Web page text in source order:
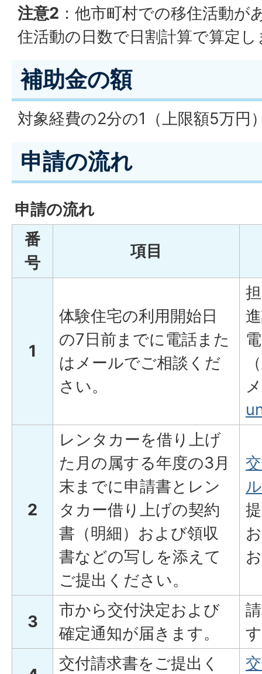
注意2 ：他市町村での移住活動が
住活動の日数で日割計算で算定し
補助金の額
対象経費の2分の1（上限額5万円
申請の流れ
申請の流れ
番
号
項目
1
体験住宅の利用開始日
の7日前までに電話また
はメールでご相談くだ
さい。
2
レンタカーを借り上げ
た月の属する年度の3月
末までに申請書とレン
タカー借り上げの契約
書（明細）および領収
書などの写しを添えて
ご提出ください。
3
市から交付決定および
確定通知が届きます。
交付請求書をご提出く